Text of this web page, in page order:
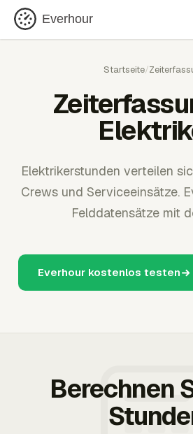
Everhour
Startseite/
Elektrikerstunden verteilen
Crews und Serviceeinsätze.
Felddatensätze mit
Everhour kostenlos testen
Berechnen